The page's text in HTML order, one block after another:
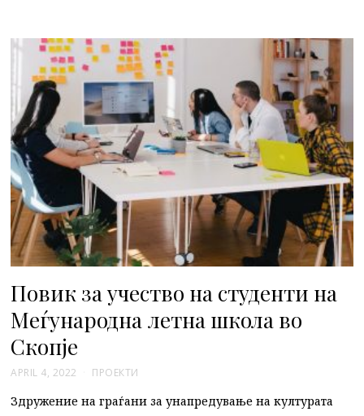
Повик за учество на студенти на
Меѓународна летна школа во
Скопје
APRIL 4, 2022 ПРОЕКТИ
Здружение на граѓани за унапредување на културата